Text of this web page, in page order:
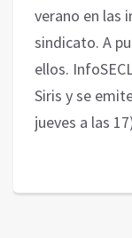
verano en las
sindicato. A
ellos.
Siris y se
jueves a las